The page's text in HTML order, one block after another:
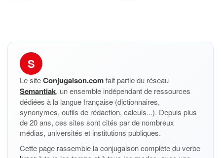
S
Le siteConjugaison.comfait partie du réseau
Semantiak, un ensemble indépendant de ressources
dédiées à la langue française (dictionnaires,
synonymes, outils de rédaction, calculs...). Depuis plus
de 20 ans, ces sites sont cités par de nombreux
médias, universités et institutions publiques.
Cette page rassemble la conjugaison complète du verbe